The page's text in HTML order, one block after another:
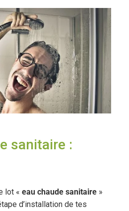
sanitaire :
lot « eau chaude sanitaire»
d’installation de tes